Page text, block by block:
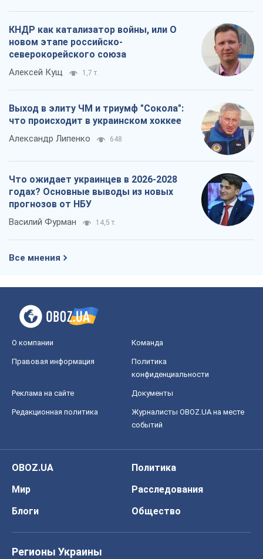
КНДР как катализатор войны, или О
новом этапе российско-
северокорейского союза
Алексей Кущ 1,7 т.
Выход в элиту ЧМ и триумф "Сокола":
что происходит в украинском хоккее
Александр Липенко 648
Что ожидает украинцев в 2026-2028
годах? Основные выводы из новых
прогнозов от НБУ
Василий Фурман 14,5 т.
Все мнения
О компании Команда
Правовая информация
Политика
конфиденциальности
Реклама на сайте Документы
Редакционная политика
Журналисты OBOZ.UA на месте
событий
OBOZ.UA
Политика
Мир
Расследования
Блоги
Общество
Регионы Украины